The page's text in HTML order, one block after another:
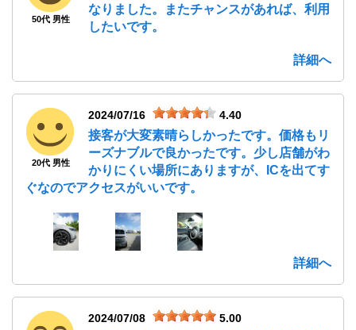
50代 男性
なりました。またチャンスがあれば、利用
したいです。
詳細へ
20代 男性
2024/07/16 4.40
接客が大変素晴らしかったです。価格もリ
ーズナブルで良かったです。少し店舗がわ
かりにくい場所にありますが、ICを出てす
ぐなのでアクセスがいいです。
詳細へ
2024/07/08 5.00